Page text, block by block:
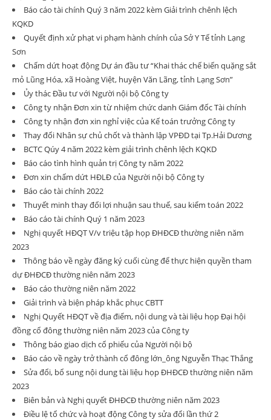
Báo cáo tài chính Quý 3 năm 2022 kèm Giải trình chênh lệch
KQKD
Quyết định xử phạt vi phạm hành chính của Sở Y Tế tỉnh Lạng
Sơn
Chấm dứt hoạt động Dự án đầu tư “Khai thác chế biến quặng sắt
mỏ Lũng Hóa, xã Hoàng Việt, huyện Văn Lãng, tỉnh Lạng Sơn”
Ủy thác Đầu tư với Người nội bộ Công ty
Công ty nhận Đơn xin từ nhiệm chức danh Giám đốc Tài chính
Công ty nhận đơn xin nghỉ việc của Kế toán trưởng Công ty
Thay đổi Nhân sự chủ chốt và thành lập VPĐD tại Tp.Hải Dương
BCTC Qúy 4 năm 2022 kèm giải trình chênh lệch KQKD
Báo cáo tình hình quản trị Công ty năm 2022
Đơn xin chấm dứt HĐLĐ của Người nội bộ Công ty
Báo cáo tài chính 2022
Thuyết minh thay đổi lợi nhuận sau thuế, sau kiểm toán 2022
Báo cáo tài chính Quý 1 năm 2023
Nghị quyết HĐQT V/v triệu tập họp ĐHĐCĐ thường niên năm
2023
Thông báo về ngày đăng ký cuối cùng để thực hiện quyền tham
dự ĐHĐCĐ thường niên năm 2023
Báo cáo thường niên năm 2022
Giải trình và biện pháp khắc phục CBTT
Nghị Quyết HĐQT về địa điểm, nội dung và tài liệu họp Đại hội
đồng cổ đông thường niên năm 2023 của Công ty
Thông báo giao dịch cổ phiếu của Người nội bộ
Báo cáo về ngày trở thành cổ đông lớn_ông Nguyễn Thạc Thắng
Sửa đổi, bổ sung nội dung tài liệu họp ĐHĐCĐ thường niên năm
2023
Biên bản và Nghị quyết ĐHĐCĐ thường niên năm 2023
Điều lệ tổ chức và hoạt động Công ty sửa đổi lần thứ 2